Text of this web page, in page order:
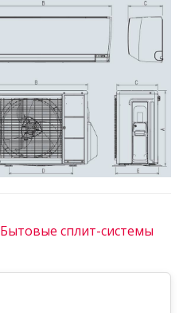
Бытовые сплит-системы